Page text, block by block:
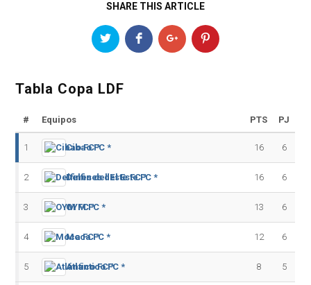
SHARE THIS ARTICLE
Tabla Copa LDF
# Equipos PTS PJ
1 Cibao FC * 16 6
2 Delfines del Este FC * 16 6
3 OYM FC * 13 6
4 Moca FC * 12 6
5 Atlántico FC * 8 5